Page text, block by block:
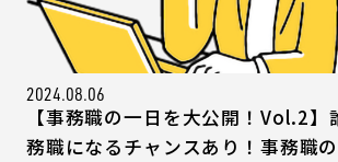
2024.08.06
【事務職の一日を大公開！Vol.2】
務職になるチャンスあり！事務職